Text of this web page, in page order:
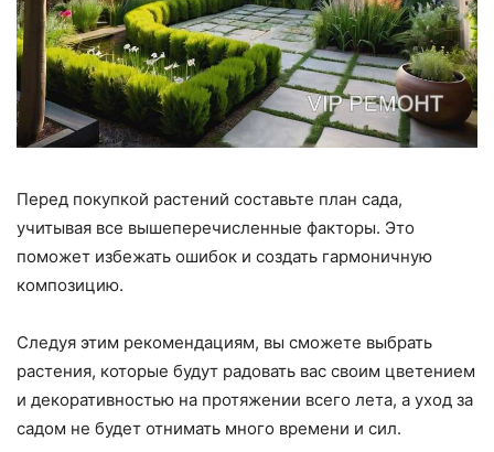
Перед покупкой растений составьте план сада,
учитывая все вышеперечисленные факторы. Это
поможет избежать ошибок и создать гармоничную
композицию.
Следуя этим рекомендациям, вы сможете выбрать
растения, которые будут радовать вас своим цветением
и декоративностью на протяжении всего лета, а уход за
садом не будет отнимать много времени и сил.